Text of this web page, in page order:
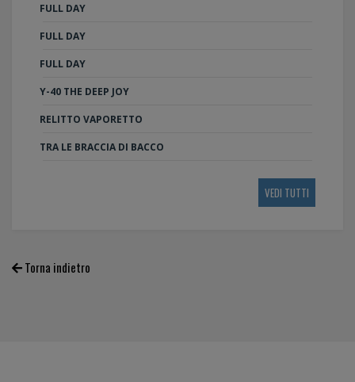
FULL DAY
FULL DAY
FULL DAY
Y-40 THE DEEP JOY
RELITTO VAPORETTO
TRA LE BRACCIA DI BACCO
VEDI TUTTI
Torna indietro